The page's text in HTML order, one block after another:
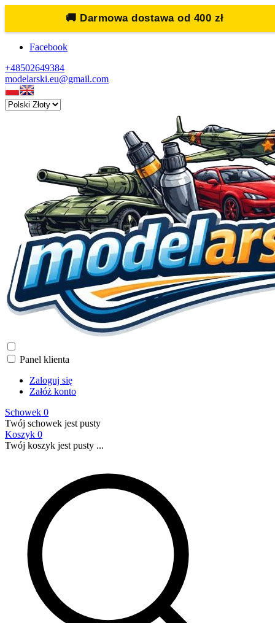
🚚 Darmowa dostawa od 400 zł
Facebook
+48502649384
modelarski.eu@gmail.com
Panel klienta
Zaloguj się
Załóż konto
Schowek 0
Twój schowek jest pusty
Koszyk 0
Twój koszyk jest pusty ...